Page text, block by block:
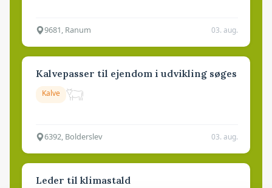
9681, Ranum 03. aug.
Kalvepasser til ejendom i udvikling søges
Kalve
6392, Bolderslev 03. aug.
Leder til klimastald